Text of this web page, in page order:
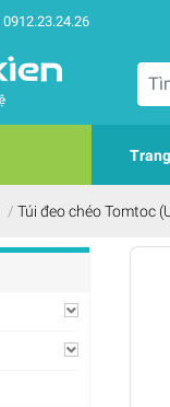
0912.23.24.26
/ Túi đeo chéo Tomtoc